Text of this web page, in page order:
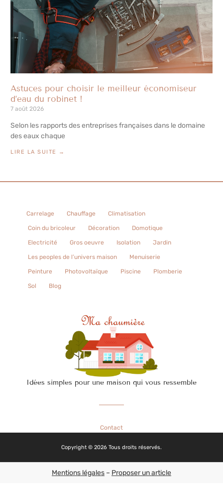
Astuces pour choisir le meilleur économiseur
d’eau du robinet !
7 août 2026
Selon les rapports des entreprises françaises dans le domaine
des eaux chaque
LIRE LA SUITE →
Idées simples pour une maison qui vous ressemble
Carrelage Chauffage Climatisation
Coin du bricoleur Décoration Domotique
Electricité Gros oeuvre Isolation Jardin
Les peoples de l’univers maison Menuiserie
Peinture Photovoltaïque Piscine Plomberie
Sol Blog
Contact
Copyright © 2026 Tous droits réservés.
Mentions légales – Proposer un article